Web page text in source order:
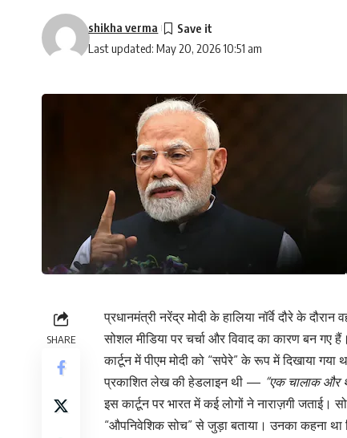
Last updated: May 20, 2026 10:51 am
shikha verma
SHARE
प्रधानमंत्री नरेंद्र मोदी के हालिया नॉर्वे दौरे के
सोशल मीडिया पर चर्चा और विवाद का कारण बन गए हैं।
कार्टून में पीएम मोदी को “सपेरे” के रूप में दिखाया
प्रकाशित लेख की हेडलाइन थी — “एक चालाक और
इस कार्टून पर भारत में कई लोगों ने नाराज़गी जताई।
“औपनिवेशिक सोच” से जुड़ा बताया। उनका कहना था